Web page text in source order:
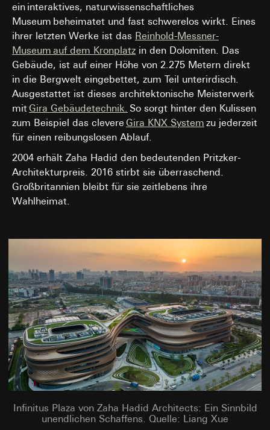
ein interaktives, naturwissenschaftliches
Museum beheimatet und fast schwerelos wirkt. Eines
ihrer letzten Werke ist das Reinhold-Messner-
Museum auf dem Kronplatz in den Dolomiten. Das
Gebäude, ist auf einer Höhe von 2.275 Metern direkt
in die Bergwelt eingebettet, zum Teil unterirdisch.
Ausgestattet ist dieses architektonische Meisterwerk
mit Gira Gebäudetechnik. So sorgt hinter den Kulissen
zum Beispiel das clevere Gira KNX System zu jederzeit
für einen reibungslosen Ablauf.
2004 erhält Zaha Hadid den bedeutenden Pritzker-
Architekturpreis. 2016 stirbt sie überraschend.
Großbritannien bleibt für sie zeitlebens ihre
Wahlheimat.
Infinitus Plaza von Zaha Hadid Architects: Ein Sinnbild
unendlichen Schaffens. Quelle: Liang Xue